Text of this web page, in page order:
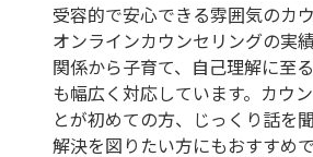
受容的で安心できる雰囲気のカ
オンラインカウンセリングの実
関係から子育て、自己理解に至
も幅広く対応しています。カウ
とが初めての方、じっくり話を
解決を図りたい方にもおすすめ